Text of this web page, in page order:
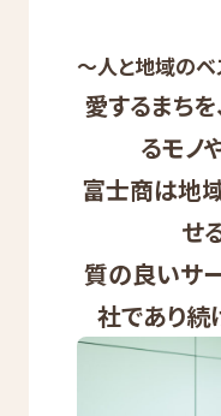
～人と地域のベ
愛するまち
るモノ
富士商は地
せ
質の良いサ
社であり続